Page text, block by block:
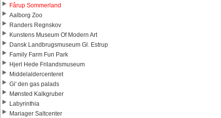
Fårup Sommerland
Aalborg Zoo
Randers Regnskov
Kunstens Museum Of Modern Art
Dansk Landbrugsmuseum Gl. Estrup
Family Farm Fun Park
Hjerl Hede Frilandsmuseum
Middelaldercenteret
Gi' den gas palads
Mønsted Kalkgruber
Labyrinthia
Mariager Saltcenter